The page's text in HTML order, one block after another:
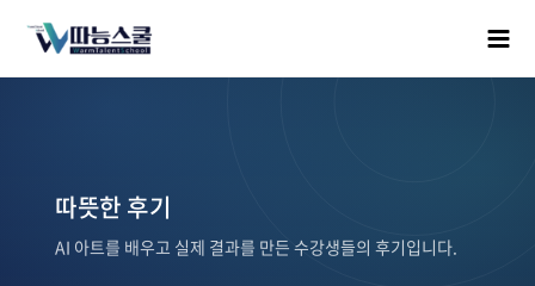
따뜻한 후기
AI 아트를 배우고 실제 결과를 만든 수강생들의 후기입니다.